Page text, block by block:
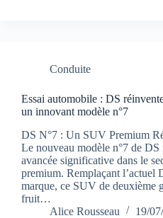
Conduite
Essai automobile : DS
un innovant modèle n°7
DS N°7 : Un SUV Premium
Le nouveau modèle n°7 de DS
avancée significative dans le
premium. Remplaçant l’actuel
marque, ce SUV de deuxième
fruit…
Alice Rousseau
19/